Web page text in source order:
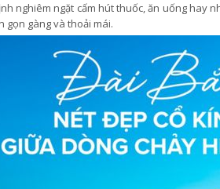
nghiêm ngặt cấm hút thuốc, ăn uống hay
gọn gàng và thoải mái.